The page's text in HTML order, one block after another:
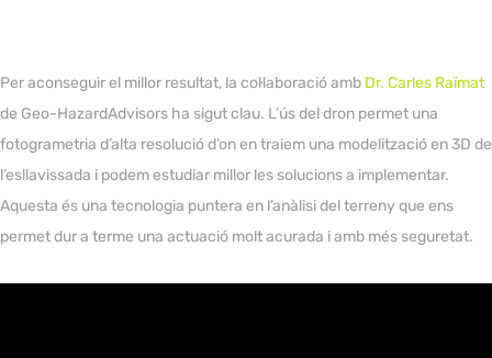
Per aconseguir el millor resultat, la col·laboració amb Dr. Carles Raïmat
de Geo-HazardAdvisors ha sigut clau. L’ús del dron permet una
fotogrametria d’alta resolució d’on en traiem una modelització en 3D de
l’esllavissada i podem estudiar millor les solucions a implementar.
Aquesta és una tecnologia puntera en l’anàlisi del terreny que ens
permet dur a terme una actuació molt acurada i amb més seguretat.